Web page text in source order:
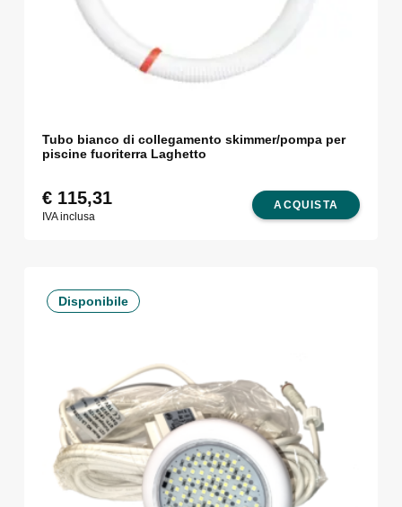
Tubo bianco di collegamento skimmer/pompa per
piscine fuoriterra Laghetto
ACQUISTA
€115,31
IVA inclusa
Disponibile